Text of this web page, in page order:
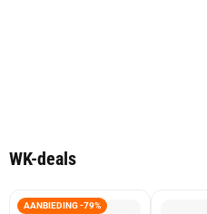
WK-deals
AANBIEDING -79%